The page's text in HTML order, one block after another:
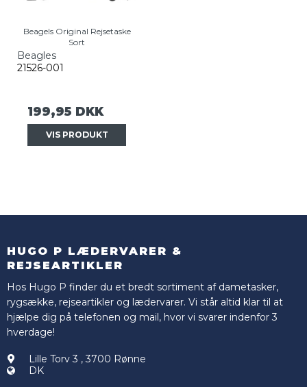
Beagels Original Rejsetaske
Sort
Beagles
21526-001
199,95 DKK
VIS PRODUKT
HUGO P LÆDERVARER &
REJSEARTIKLER
Hos Hugo P finder du et bredt sortiment af dametasker,
rygsække, rejseartikler og lædervarer. Vi står altid klar til at
hjælpe dig på telefonen og mail, hvor vi svarer indenfor 3
hverdage!
Lille Torv 3 ,3700 Rønne
DK